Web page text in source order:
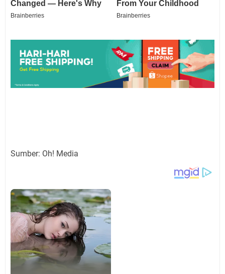
Sumber: Oh! Media